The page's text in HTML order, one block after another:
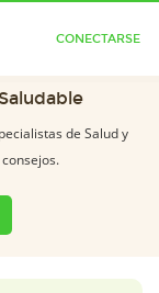
CONECTARSE
de Salud y